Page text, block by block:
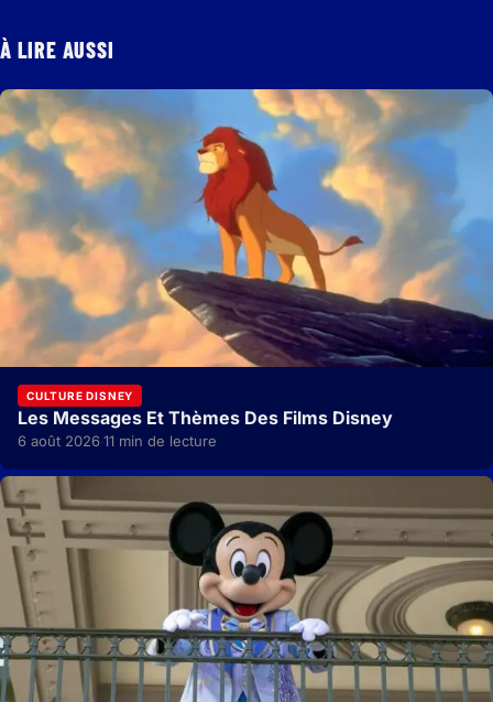
À LIRE AUSSI
CULTURE DISNEY
Les Messages Et Thèmes Des Films Disney
6 août 2026·11 min de lecture